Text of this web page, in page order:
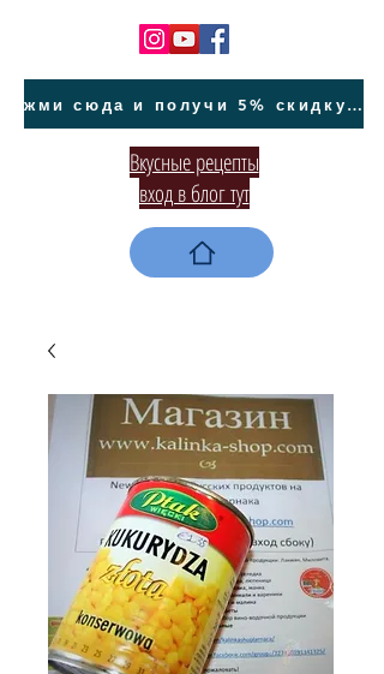
жми сюда и получи 5% скидку на покупку авто на Кипре и автообслуживание
Вкусные рецепты
вход в блог тут